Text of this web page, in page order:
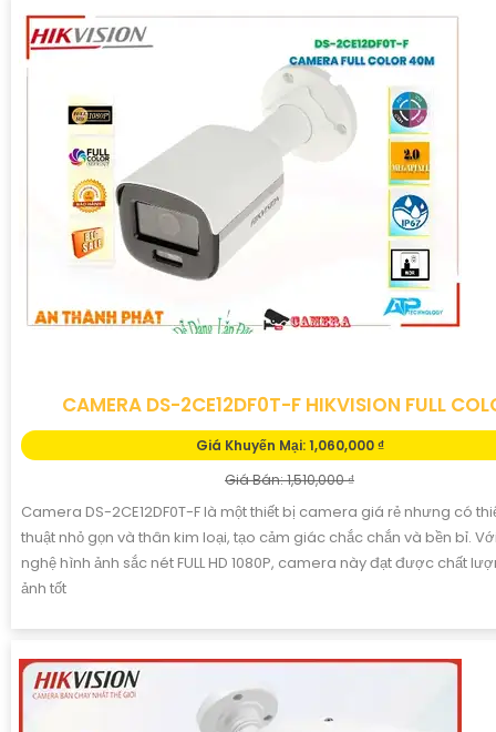
CAMERA DS-2CE12DF0T-F HIKVISION FULL
Giá Khuyến Mại: 1,060,000 ₫
Giá Bán: 1,510,000 ₫
Camera DS-2CE12DF0T-F là một thiết bị camera giá rẻ nhưng có
thuật nhỏ gọn và thân kim loại, tạo cảm giác chắc chắn và bền bỉ.
nghệ hình ảnh sắc nét FULL HD 1080P, camera này đạt được chất
ảnh tốt